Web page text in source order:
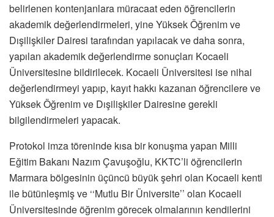
belirlenen kontenjanlara müracaat eden öğrencilerin
akademik değerlendirmeleri, yine Yüksek Öğrenim ve
Dışilişkiler Dairesi tarafından yapılacak ve daha sonra,
yapılan akademik değerlendirme sonuçları Kocaeli
Üniversitesine bildirilecek. Kocaeli Üniversitesi ise nihai
değerlendirmeyi yapıp, kayıt hakkı kazanan öğrencilere ve
Yüksek Öğrenim ve Dışilişkiler Dairesine gerekli
bilgilendirmeleri yapacak.
Protokol imza töreninde kısa bir konuşma yapan Milli
Eğitim Bakanı Nazım Çavuşoğlu, KKTC’li öğrencilerin
Marmara bölgesinin üçüncü büyük şehri olan Kocaeli kenti
ile bütünleşmiş ve ‘‘Mutlu Bir Üniversite’’ olan Kocaeli
Üniversitesinde öğrenim görecek olmalarının kendilerini